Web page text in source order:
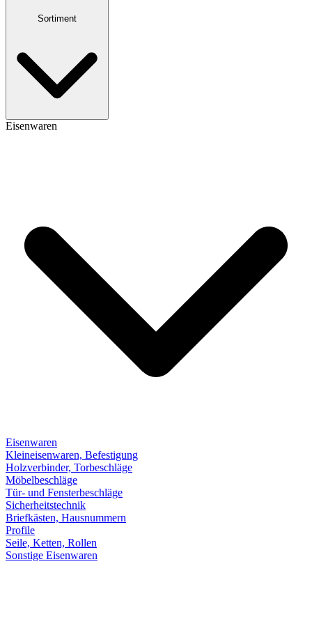
Sortiment
Eisenwaren
Eisenwaren
Kleineisenwaren, Befestigung
Holzverbinder, Torbeschläge
Möbelbeschläge
Tür- und Fensterbeschläge
Sicherheitstechnik
Briefkästen, Hausnummern
Profile
Seile, Ketten, Rollen
Sonstige Eisenwaren